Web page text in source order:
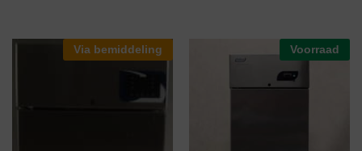
Via bemiddeling Voorraad